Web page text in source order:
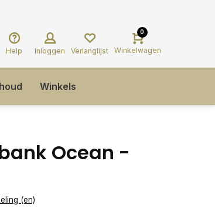
Help Inloggen Verlanglijst
0
Winkelwagen
Winkels
Ocean -
(en)